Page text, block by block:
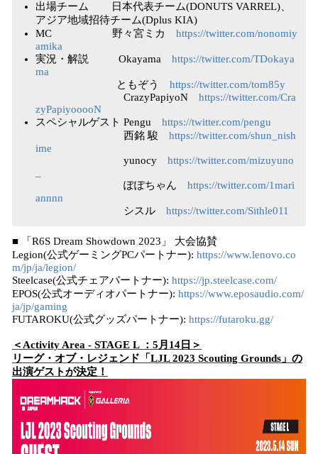
出場チーム 日本代表チーム(DONUTS VARREL)、
アジア地域招待チーム(Dplus KIA)
MC 野々宮ミカ https://twitter.com/nonomiy
amika
実況・解説 Okayama https://twitter.com/TDokaya
ma
ともぞう https://twitter.com/tom85y
CrazyPapiyoN https://twitter.com/Cra
zyPapiyooooN
スペシャルゲスト Pengu https://twitter.com/pengu
西銘 駿 https://twitter.com/shun_nish
ime
yunocy https://twitter.com/mizuyuno
ぽぽちゃん https://twitter.com/1mari
annnn
シスル https://twitter.com/Sithle011
■ 「R6S Dream Showdown 2023」 大会協賛
Legion(公式ゲーミングPCパートナー): https://www.lenovo.co
m/jp/ja/legion/
Steelcase(公式チェアパートナー): https://jp.steelcase.com/
EPOS(公式オーディオパートナー): https://www.eposaudio.com/
ja/jp/gaming
FUTAROKU(公式グッズパートナー): https://futaroku.gg/
＜Activity Area - STAGE L ：5月14日＞
リーグ・オブ・レジェンド「LJL 2023 Scouting Grounds」の
出演ゲストが決定！